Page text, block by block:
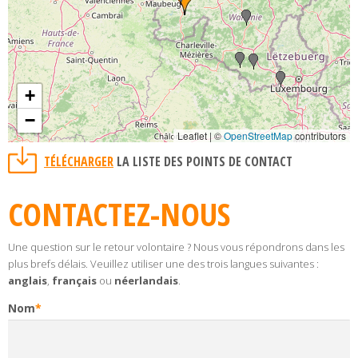
+
−
Leaflet | ©OpenStreetMapcontributors
TÉLÉCHARGER LA LISTE DES POINTS DE CONTACT
CONTACTEZ-NOUS
Une question sur le retour volontaire ? Nous vous répondrons dans les
plus brefs délais. Veuillez utiliser une des trois langues suivantes :
anglais, français ou néerlandais.
Nom